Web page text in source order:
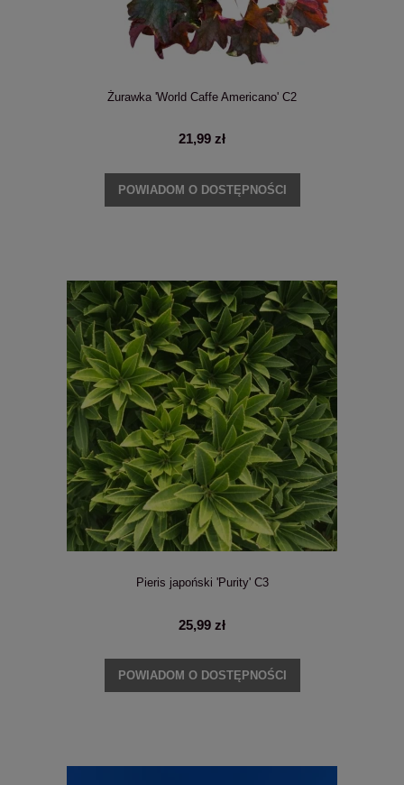
Żurawka 'World Caffe Americano' C2
21,99 zł
POWIADOM O DOSTĘPNOŚCI
Pieris japoński 'Purity' C3
25,99 zł
POWIADOM O DOSTĘPNOŚCI